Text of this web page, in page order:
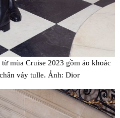
mùa Cruise 2023 gồm áo khoác
váy tulle. Ảnh: Dior